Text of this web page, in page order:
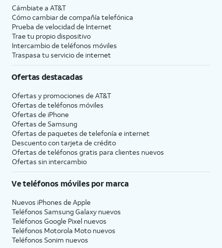
Cámbiate a AT&T
Cómo cambiar de compañía telefónica
Prueba de velocidad de Internet
Trae tu propio dispositivo
Intercambio de teléfonos móviles
Traspasa tu servicio de internet
Ofertas destacadas
Ofertas y promociones de AT&T
Ofertas de teléfonos móviles
Ofertas de iPhone
Ofertas de Samsung
Ofertas de paquetes de telefonía e internet
Descuento con tarjeta de crédito
Ofertas de teléfonos gratis para clientes nuevos
Ofertas sin intercambio
Ve teléfonos móviles por marca
Nuevos iPhones de Apple
Teléfonos Samsung Galaxy nuevos
Teléfonos Google Pixel nuevos
Teléfonos Motorola Moto nuevos
Teléfonos Sonim nuevos